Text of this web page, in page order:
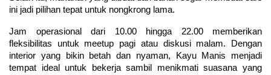
ini jadi pilihan tepat untuk nongkrong lama.
Jam operasional dari 10.00 hingga 22.00 memberikan
fleksibilitas untuk meetup pagi atau diskusi malam. Dengan
interior yang bikin betah dan nyaman, Kayu Manis menjadi
tempat ideal untuk bekerja sambil menikmati suasana yang